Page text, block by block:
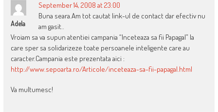
Adela
September 14, 2008 at 23:00
Buna seara.Am tot cautat link-ul de contact dar efectiv nu
am gasit..
Vroiam sa va supun atentiei campania “Inceteaza sa fii Papagal” la
care sper sa solidarizeze toate persoanele inteligente care au
caracter.Campania este prezentata aici :
http://www.sepoarta.ro/Articole/inceteaza-sa-fii-papagal.html
Va multumesc!